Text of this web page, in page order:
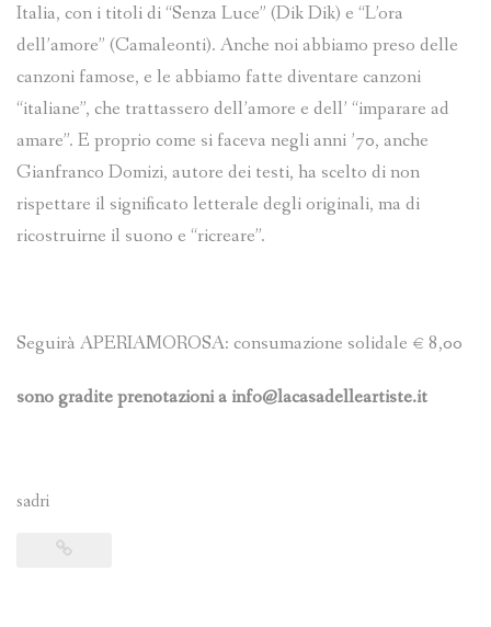
Italia, con i titoli di “Senza Luce” (Dik Dik) e “L’ora
dell’amore” (Camaleonti). Anche noi abbiamo preso delle
canzoni famose, e le abbiamo fatte diventare canzoni
“italiane”, che trattassero dell’amore e dell’ “imparare ad
amare”. E proprio come si faceva negli anni ’70, anche
Gianfranco Domizi, autore dei testi, ha scelto di non
rispettare il significato letterale degli originali, ma di
ricostruirne il suono e “ricreare”.
Seguirà APERIAMOROSA: consumazione solidale € 8,00
sono gradite prenotazioni a info@lacasadelleartiste.it
sadri